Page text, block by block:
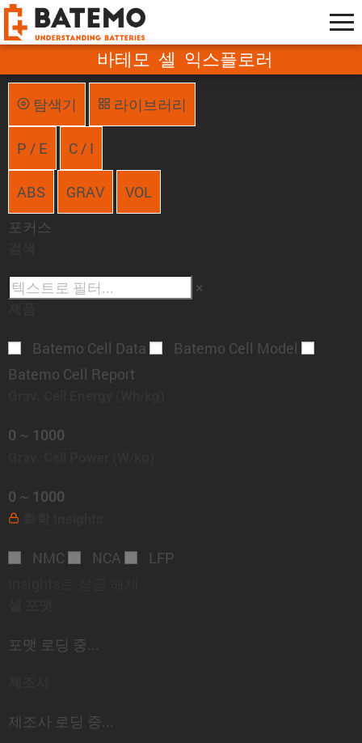
바테모 셀 익스플로러
탐색기 라이브러리
P / E C / I
ABS GRAV
VOL
포커스
×
Batemo Cell Data
Batemo Cell Model
Batemo Cell Report
0 ~ 1000
0 ~ 1000
NMC NCA
LFP
포맷 로딩 중...
제조사 로딩 중...